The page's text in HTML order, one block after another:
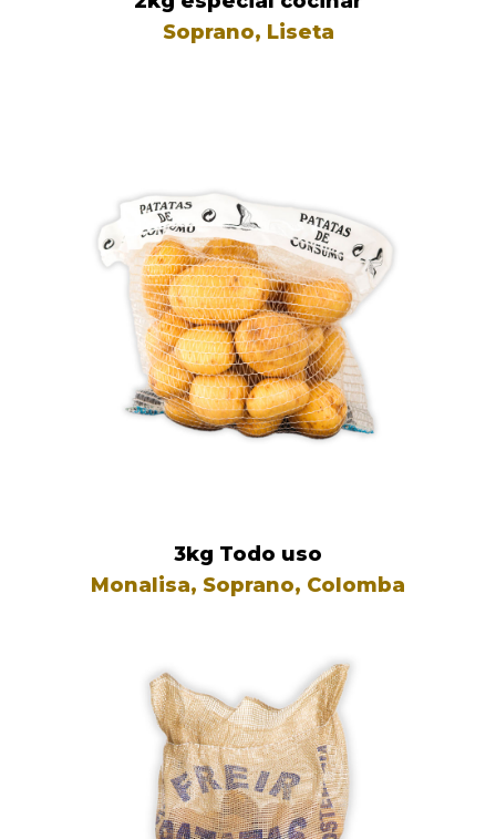
Soprano, Liseta
3kg Todo uso
Monalisa, Soprano, Colomba